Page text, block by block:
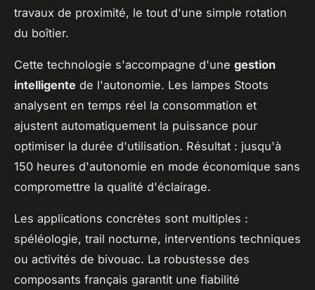
travaux de proximité, le tout d'une simple rotation
du boîtier.
Cette technologie s'accompagne d'une gestion
intelligente de l'autonomie. Les lampes Stoots
analysent en temps réel la consommation et
ajustent automatiquement la puissance pour
optimiser la durée d'utilisation. Résultat : jusqu'à
150 heures d'autonomie en mode économique sans
compromettre la qualité d'éclairage.
Les applications concrètes sont multiples :
spéléologie, trail nocturne, interventions techniques
ou activités de bivouac. La robustesse des
composants français garantit une fiabilité